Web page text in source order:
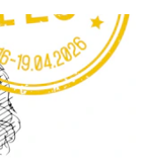
Mateus e
qualificados
de leitura em